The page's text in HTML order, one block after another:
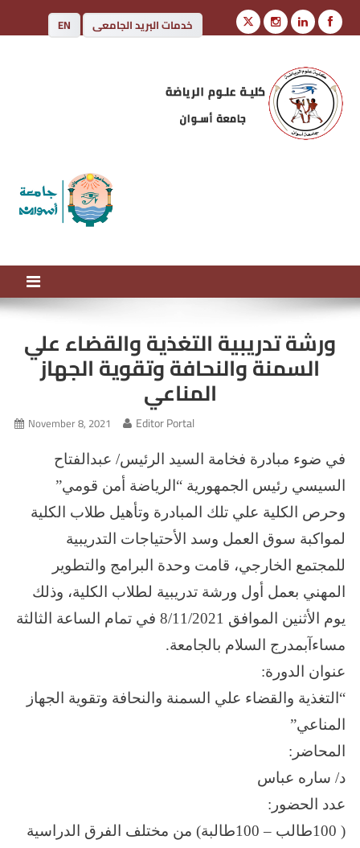
EN خدمات البريد الجامعى
كلية علوم الرياضة
ورشة تدريبية التغذية والقضاء علي
السمنة والنحافة وتقوية الجهاز
المناعي
November 8, 2021 Editor Portal
في ضوء مبادرة فخامة السيد الرئيس/ عبدالفتاح
السيسي رئيس الجمهورية “الرياضة أمن قومي”
وحرص الكلية علي تلك المبادرة وتأهيل طلاب الكلية
لمواكبة سوق العمل وسد الأحتياجات التدريبية
للمجتمع الخارجي، قامت وحدة البرامج والتطوير
المهني بعمل أول ورشة تدريبية لطلاب الكلية، وذلك
يوم الأثنين الموافق 8/11/2021 في تمام الساعة الثالثة
مساءآبمدرج السلام بالجامعة.
عنوان الدورة:
“التغذية والقضاء علي السمنة والنحافة وتقوية الجهاز
المناعي”
المحاضر:
د/ ساره عباس
عدد الحضور:
( 100طالب – 100طالبة) من مختلف الفرق الدراسية